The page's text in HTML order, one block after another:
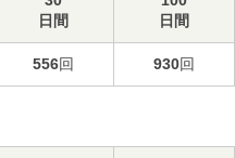
日間
日間
556回 930回